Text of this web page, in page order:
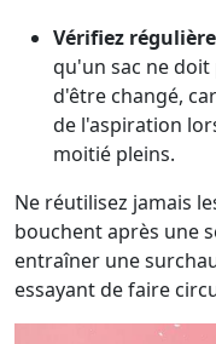
Vérifiez
qu'un sac ne
d'être changé,
de l'aspiration
moitié pleins.
Ne réutilisez jamais
bouchent après une
entraîner une
essayant de faire